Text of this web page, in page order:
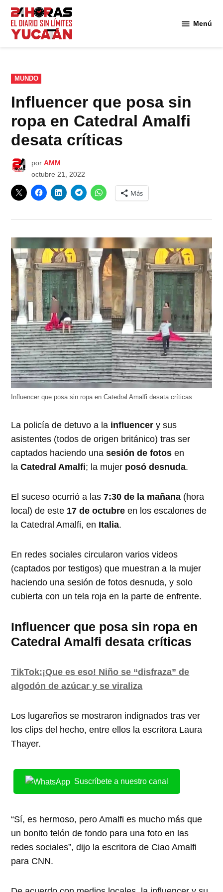
Saltar
contenido
Menú
PUBLICADO
EN
MUNDO
Influencer que posa sin
ropa en Catedral Amalfi
desata críticas
por AMM
octubre 21, 2022
Más
Influencer que posa sin ropa en Catedral Amalfi desata críticas
La policía de detuvo a la influencer y sus
asistentes (todos de origen británico) tras ser
captados haciendo unasesión de fotos en
laCatedral Amalfi; la mujer posó desnuda.
El suceso ocurrió a las7:30 de la mañana (hora
local) de este 17 de octubre en los escalones de
la Catedral Amalfi, en Italia.
En redes sociales circularon varios videos
(captados por testigos) que muestran a la mujer
haciendo una sesión de fotos desnuda, y solo
cubierta con un tela roja en la parte de enfrente.
Influencer que posa sin ropa en
Catedral Amalfi desata críticas
TikTok:¡Que es eso! Niño se “disfraza” de
algodón de azúcar y se viraliza
Los lugareños se mostraron indignados tras ver
los clips del hecho, entre ellos la escritora Laura
Thayer.
Suscríbete a nuestro canal
“Sí, es hermoso, pero Amalfi es mucho más que
un bonito telón de fondo para una foto en las
redes sociales”, dijo la escritora de Ciao Amalfi
para CNN.